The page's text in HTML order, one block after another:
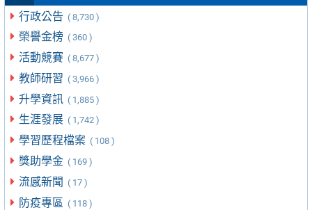
行政公告 ( 8,730 )
榮譽金榜 ( 360 )
活動競賽 ( 8,677 )
教師研習 ( 3,966 )
升學資訊 ( 1,885 )
生涯發展 ( 1,742 )
學習歷程檔案 ( 108 )
獎助學金 ( 169 )
流感新聞 ( 17 )
防疫專區 ( 118 )